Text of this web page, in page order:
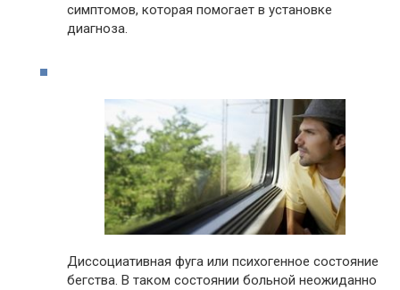
симптомов, которая помогает в установке
диагноза.
Диссоциативная фуга или психогенное состояние
бегства. В таком состоянии больной неожиданно